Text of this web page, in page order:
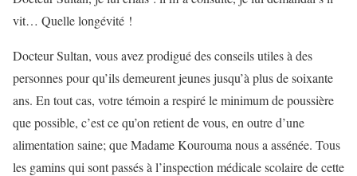
vit… Quelle longévité !
Docteur Sultan, vous avez prodigué des conseils utiles à des
personnes pour qu’ils demeurent jeunes jusqu’à plus de soixante
ans. En tout cas, votre témoin a respiré le minimum de poussière
que possible, c’est ce qu’on retient de vous, en outre d’une
alimentation saine; que Madame Kourouma nous a assénée. Tous
les gamins qui sont passés à l’inspection médicale scolaire de cette